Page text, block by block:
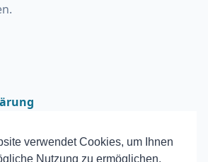
verwendet Cookies, um Ihnen
Nutzung zu ermöglichen.